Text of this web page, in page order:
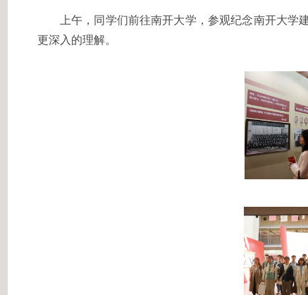
上午，同学们前往南开大学，参观纪念南开大
更深入的理解。